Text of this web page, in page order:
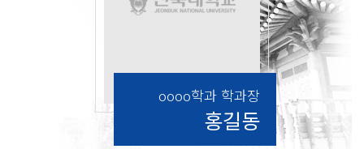
oooo학과 학과장
홍길동